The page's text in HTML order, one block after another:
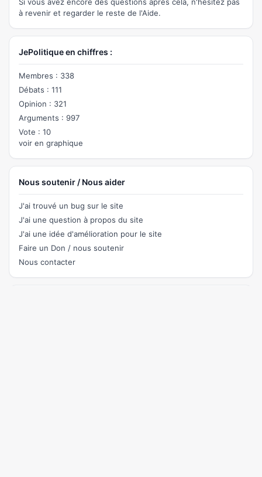
à revenir et regarder le reste de l'Aide.
JePolitique en chiffres :
Membres : 338
Débats : 111
Opinion : 321
Arguments : 997
Vote : 10
voir en graphique
Nous soutenir / Nous aider
J'ai trouvé un bug sur le site
J'ai une question à propos du site
J'ai une idée d'amélioration pour le site
Faire un Don / nous soutenir
Nous contacter